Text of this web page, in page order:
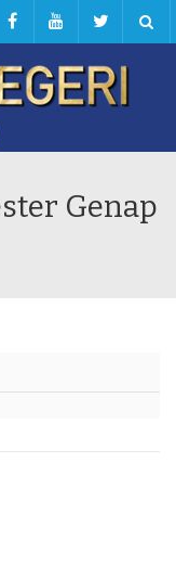
Genap